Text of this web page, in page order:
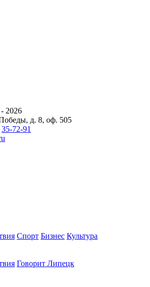
2026
д. 8, оф. 505
35-72-91
Спорт Бизнес Культура
Говорит Липецк